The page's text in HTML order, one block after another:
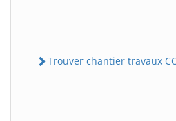
Trouver chantier travaux